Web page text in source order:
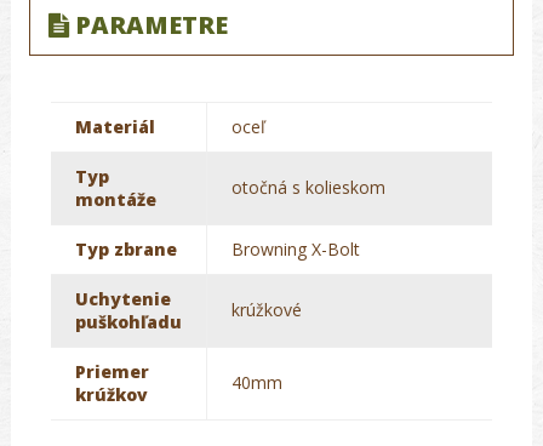
PARAMETRE
Materiál oceľ
Typ
montáže
otočná s kolieskom
Typ zbrane Browning X-Bolt
Uchytenie
puškohľadu
krúžkové
Priemer
krúžkov
40mm